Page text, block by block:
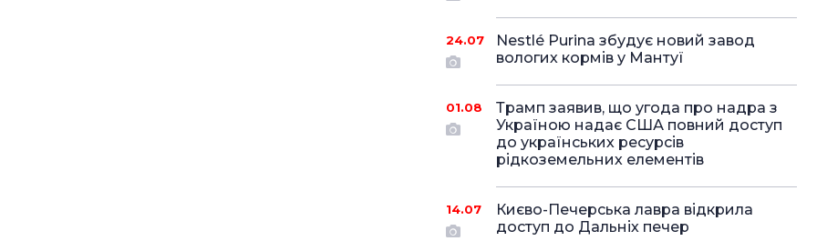
24.07
Nestlé Purina збудує новий завод
вологих кормів у Мантуї
01.08
Трамп заявив, що угода про надра з
Україною надає США повний доступ
до українських ресурсів
рідкоземельних елементів
14.07
Києво-Печерська лавра відкрила
доступ до Дальніх печер